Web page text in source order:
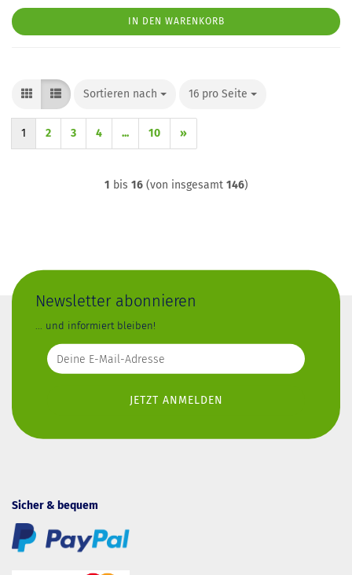
IN DEN WARENKORB
Sortieren nach
Sortieren nach 16 pro Seite
pro Seite
1 2 3 4 ... 10 »
1 bis 16(von insgesamt 146)
Newsletter abonnieren
... und informiert bleiben!
Sicher & bequem